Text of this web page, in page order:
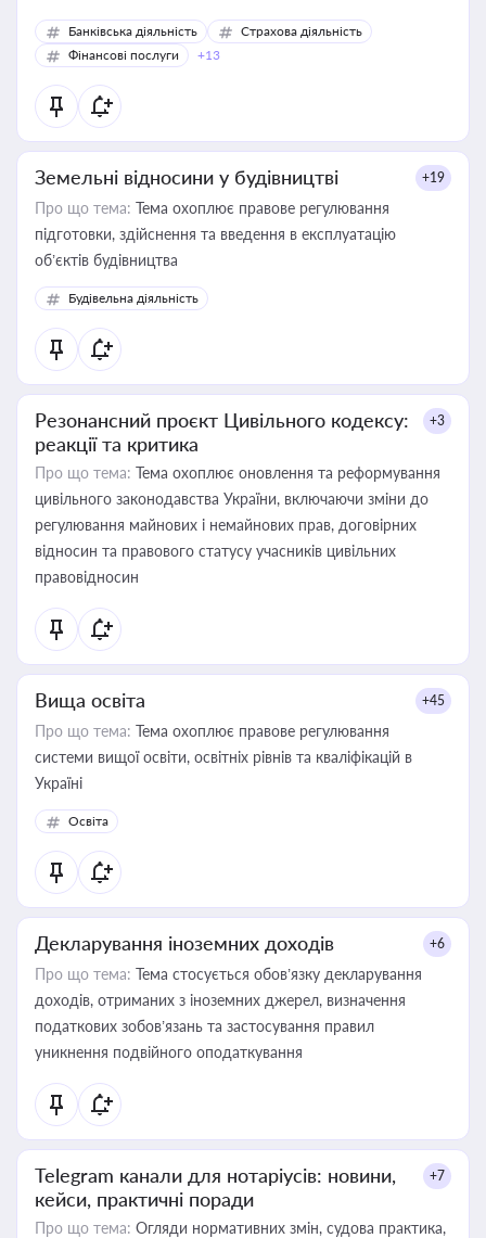
Банківська діяльність
Страхова діяльність
Фінансові послуги
+13
Земельні відносини у будівництві +19
Про що тема: Тема охоплює правове регулювання
підготовки, здійснення та введення в експлуатацію
об’єктів будівництва
Будівельна діяльність
Резонансний проєкт Цивільного кодексу:
реакції та критика
+3
Про що тема: Тема охоплює оновлення та реформування
цивільного законодавства України, включаючи зміни до
регулювання майнових і немайнових прав, договірних
відносин та правового статусу учасників цивільних
правовідносин
Вища освіта +45
Про що тема: Тема охоплює правове регулювання
системи вищої освіти, освітніх рівнів та кваліфікацій в
Україні
Освіта
Декларування іноземних доходів +6
Про що тема: Тема стосується обов’язку декларування
доходів, отриманих з іноземних джерел, визначення
податкових зобов’язань та застосування правил
уникнення подвійного оподаткування
Telegram канали для нотаріусів: новини,
кейси, практичні поради
+7
Про що тема: Огляди нормативних змін, судова практика,